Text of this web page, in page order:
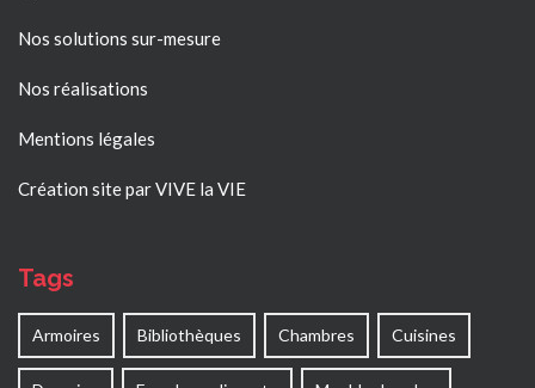
Nos solutions sur-mesure
Nos réalisations
Mentions légales
Création site par VIVE la VIE
Tags
Armoires Bibliothèques Chambres Cuisines